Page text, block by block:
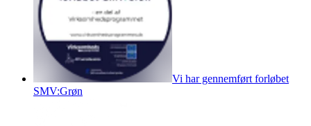
Vi har gennemført forløbet
SMV:Grøn